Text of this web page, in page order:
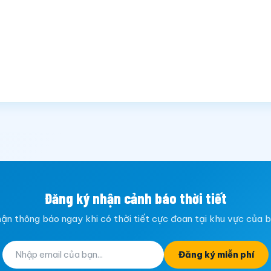
Đăng ký nhận cảnh báo thời tiết
thông báo ngay khi có thời tiết cực đoan tại khu vực của
Đăng ký miễn phí